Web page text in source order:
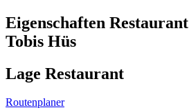
Eigenschaften Restaurant
Tobis Hüs
Lage Restaurant
Routenplaner